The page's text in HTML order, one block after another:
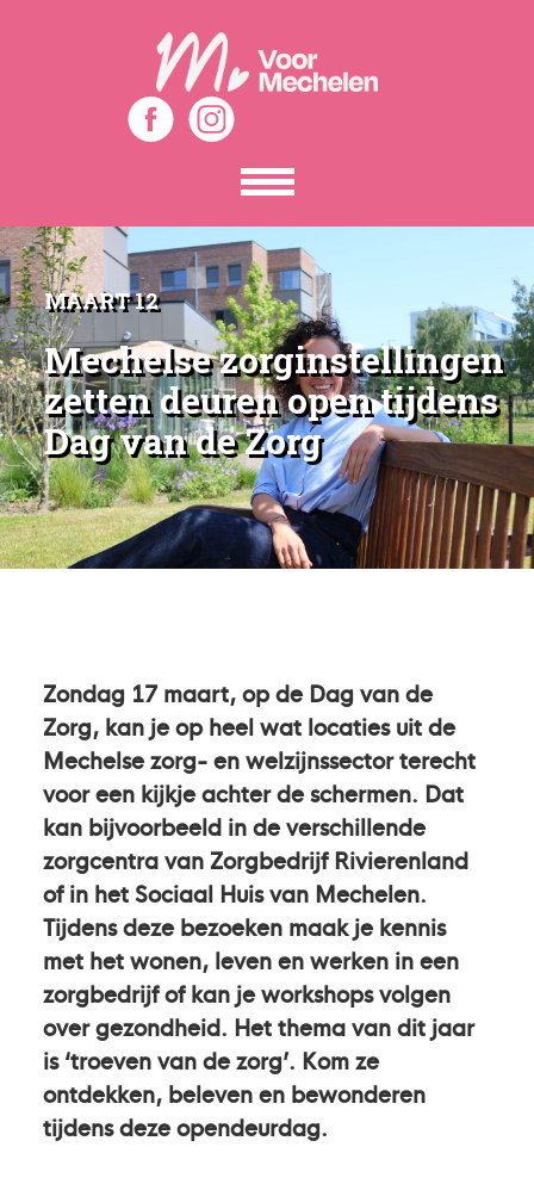
Toon
het
menu
MAART 12
Mechelse zorginstellingen
zetten deuren open tijdens
Dag van de Zorg
Zondag 17 maart, op de Dag van de
Zorg, kan je op heel wat locaties uit de
Mechelse zorg- en welzijnssector terecht
voor een kijkje achter de schermen. Dat
kan bijvoorbeeld in de verschillende
zorgcentra van Zorgbedrijf Rivierenland
of in het Sociaal Huis van Mechelen.
Tijdens deze bezoeken maak je kennis
met het wonen, leven en werken in een
zorgbedrijf of kan je workshops volgen
over gezondheid. Het thema van dit jaar
is ‘troeven van de zorg’. Kom ze
ontdekken, beleven en bewonderen
tijdens deze opendeurdag.